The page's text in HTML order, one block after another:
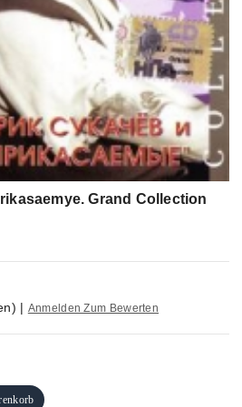
Grand Collection
| Anmelden Zum Bewerten